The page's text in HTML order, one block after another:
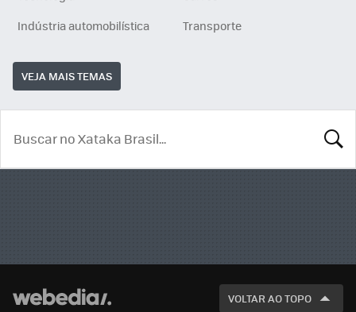
Indústria automobilística
Transporte
VEJA MAIS TEMAS
VOLTAR AO TOPO